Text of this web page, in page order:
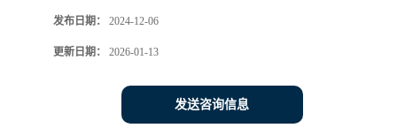
发布日期： 2024-12-06
更新日期： 2026-01-13
发送咨询信息